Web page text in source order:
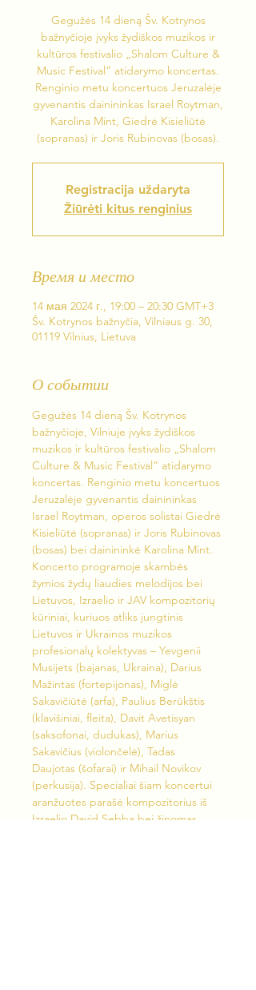
Gegužės 14 dieną Šv. Kotrynos
bažnyčioje įvyks žydiškos muzikos ir
kultūros festivalio „Shalom Culture &
Music Festival” atidarymo koncertas.
Renginio metu koncertuos Jeruzalėje
gyvenantis dainininkas Israel Roytman,
Karolina Mint, Giedrė Kisieliūtė
(sopranas) ir Joris Rubinovas (bosas).
Registracija uždaryta
Žiūrėti kitus renginius
Время и место
14 мая 2024 г., 19:00 – 20:30 GMT+3
Šv. Kotrynos bažnyčia, Vilniaus g. 30,
01119 Vilnius, Lietuva
О событии
Gegužės 14 dieną Šv. Kotrynos
bažnyčioje, Vilniuje įvyks žydiškos
muzikos ir kultūros festivalio „Shalom
Culture & Music Festival” atidarymo
koncertas. Renginio metu koncertuos
Jeruzalėje gyvenantis dainininkas
Israel Roytman, operos solistai Giedrė
Kisieliūtė (sopranas) ir Joris Rubinovas
(bosas) bei dainininkė Karolina Mint.
Koncerto programoje skambės
žymios žydų liaudies melodijos bei
Lietuvos, Izraelio ir JAV kompozitorių
kūriniai, kuriuos atliks jungtinis
Lietuvos ir Ukrainos muzikos
profesionalų kolektyvas – Yevgenii
Musijets (bajanas, Ukraina), Darius
Mažintas (fortepijonas), Miglė
Sakavičiūtė (arfa), Paulius Berūkštis
(klavišiniai, fleita), Davit Avetisyan
(saksofonai, dudukas), Marius
Sakavičius (violončelė), Tadas
Daujotas (šofarai) ir Mihail Novikov
(perkusija). Specialiai šiam koncertui
aranžuotes parašė kompozitorius iš
Izraelio David Sebba bei žinomas